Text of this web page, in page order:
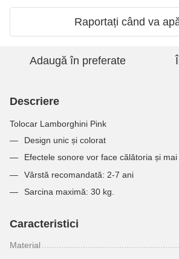
Raportați când va
Adaugă în preferate
Descriere
Tolocar Lamborghini Pink
Design unic și colorat
Efectele sonore vor face călătoria și
Vârstă recomandată: 2-7 ani
Sarcina maximă: 30 kg.
Caracteristici
Material